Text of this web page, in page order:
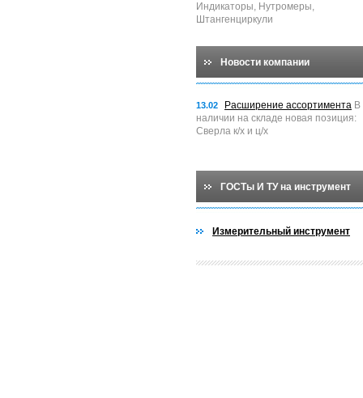
Индикаторы, Нутромеры,
Штангенциркули
Новости компании
13.02 Расширение ассортимента В
наличии на складе новая позиция:
Сверла к/х и ц/х
ГОСТы И ТУ на инструмент
Измерительный инструмент